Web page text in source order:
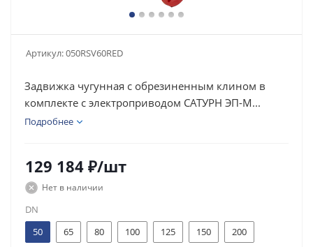
Артикул:050RSV60RED
Задвижка чугунная с обрезиненным клином в
комплекте с электроприводом САТУРН ЭП-М...
Подробнее
129 184 ₽/шт
Нет в наличии
DN
50
65 80 100 125 150 200